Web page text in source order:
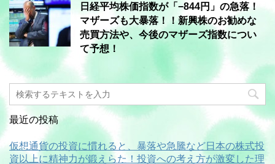
日経平均株価指数が「−844円」の急落！
マザーズも大暴落！！新興株のお勧めな
売買方法や、今後のマザーズ指数につい
て予想！
最近の投稿
仮想通貨の投資に慣れると、暴落や急騰など日本の株式投
資以上に精神力が鍛えらた！投資への考え方が激変した理